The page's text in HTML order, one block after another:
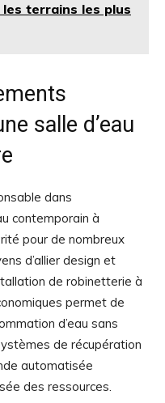
terrains les plus
salle d’eau
dans
contemporain à
pour de nombreux
d’allier design et
de robinetterie à
permet de
d’eau sans
de récupération
automatisée
des ressources.